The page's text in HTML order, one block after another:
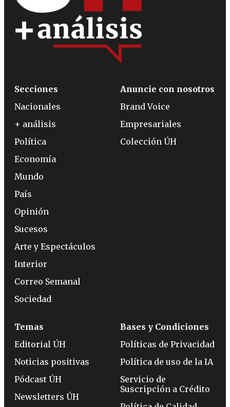
Secciones
Nacionales
+ análisis
Política
Economía
Mundo
País
Opinión
Sucesos
Arte y Espectáculos
Interior
Correo Semanal
Sociedad
Anuncie con nosotros
Brand Voice
Empresariales
Colección ÚH
Temas
Editorial ÚH
Noticias positivas
Pódcast ÚH
Newsletters ÚH
Bases y Condiciones
Políticas de Privacidad
Política de uso de la IA
Servicio de
Suscripción a Crédito